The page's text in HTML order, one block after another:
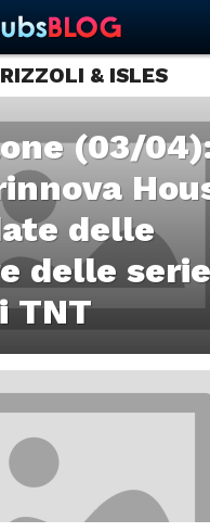
RIZZOLI & ISLES
(03/
delle
delle serie
TNT